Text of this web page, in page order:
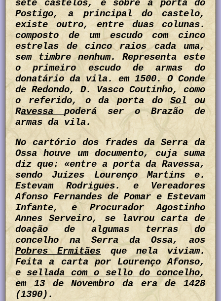
sete castelos, e sobre a porta do
Postigo, a principal do castelo,
existe outro, entre duas colunas.
composto de um escudo com cinco
estrelas de cinco raios cada uma,
sem timbre nenhum. Representa este
o primeiro escudo de armas do
donatário da vila. em 1500. O Conde
de Redondo, D. Vasco Coutinho, como
o referido, o da porta doSol ou
Ravessapoderá ser o Brazão de
armas da vila.
No cartório dos frades da Serra da
Ossa houve um documento, cuja suma
diz que: «entre a porta da Ravessa,
sendo Juízes Lourenço Martins e.
Estevam Rodrigues. e Vereadores
Afonso Fernandes de Pomar e Estevam
Infante, e Procurador Agostinho
Annes Serveiro, se lavrou carta de
doação de algumas terras do
concelho na Serra da Ossa, aos
Pobres Ermitães que nela viviam.
Feita a carta por Lourenço Afonso,
esellada com o sello do concelho,
em 13 de Novembro da era de 1428
(1390).